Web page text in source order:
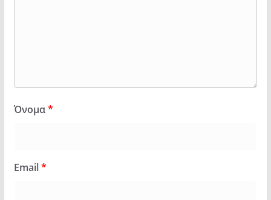
Όνομα*
Email*